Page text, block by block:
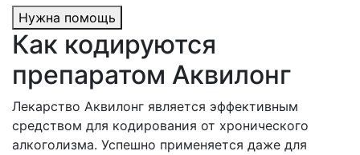
Нужна помощь
Как кодируются
препаратом Аквилонг
Лекарство Аквилонг является эффективным
средством для кодирования от хронического
алкоголизма. Успешно применяется даже для